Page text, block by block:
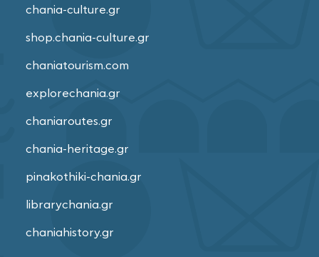
chania-culture.gr
shop.chania-culture.gr
chaniatourism.com
explorechania.gr
chaniaroutes.gr
chania-heritage.gr
pinakothiki-chania.gr
librarychania.gr
chaniahistory.gr